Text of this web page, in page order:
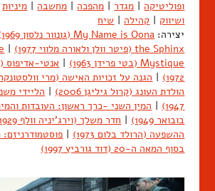
ופוליטיקה | מגדר | מהפכה | מחשבה | מיניות
ושיווק | קהילה | שיח
יצירה: My Name is Oona (גונוור נלסון 1969)
the Sphinx (פיטר וולן ולאורה מלווי 1977)
|
Mystique (בטי פרידן 1963)
| אנטי-אדיפוס
1972)
| הגנה על זכויות האישה (מרי וולסטונקראפט
הולדת העונג (קרול גיליגן 2006)
| הליידי
1947)
| המין השני -כרך ראשון: העובדות
בובואר 1949)
| חדר משלך (וירג'יניה וולף 1929)
ההשפעה (הרולד בלום 1973)
|
בסוף המאה ה-20 (דוד גורביץ 1997)